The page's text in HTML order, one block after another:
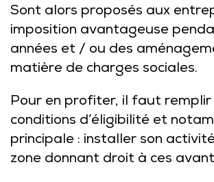
Sont alors proposés aux
imposition avantageuse
années et / ou des
matière de charges sociales.
Pour en profiter, il faut remplir
conditions d’éligibilité et
principale : installer son
zone donnant droit à ces